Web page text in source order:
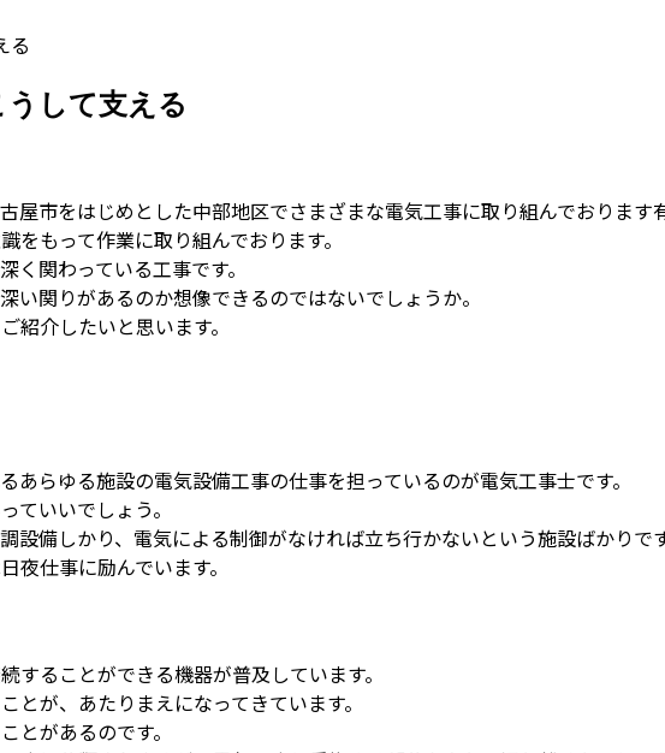
る
して支える
屋市をはじめとした中部地区でさまざまな電気工事に取り組んでおります
もって作業に取り組んでおります。
関わっている工事です。
関りがあるのか想像できるのではないでしょうか。
紹介したいと思います。
らゆる施設の電気設備工事の仕事を担っているのが電気工事士です。
ていいでしょう。
備しかり、電気による制御がなければ立ち行かないという施設ばかりです
夜仕事に励んでいます。
ることができる機器が普及しています。
が、あたりまえになってきています。
とがあるのです。